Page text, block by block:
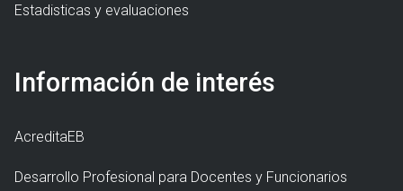
Estadisticas y evaluaciones
Información de interés
AcreditaEB
Desarrollo Profesional para Docentes y Funcionarios